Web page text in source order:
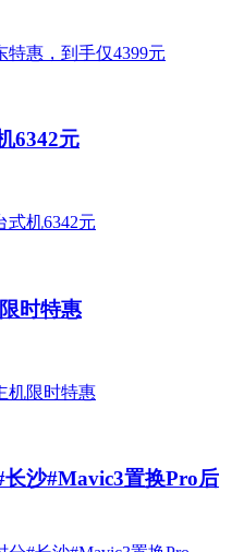
6342元
时特惠
沙#Mavic3置换Pro后